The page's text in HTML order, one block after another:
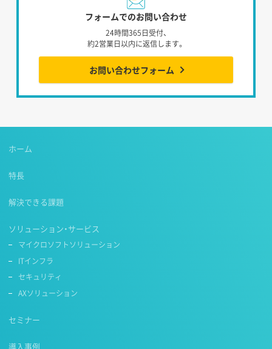
フォームでのお問い合わせ
24時間365日受付、
約2営業日以内に返信します。
お問い合わせフォーム
ホーム
特長
解決できる課題
ソリューション・サービス
マイクロソフトソリューション
ITインフラ
セキュリティ
AXソリューション
セミナー
導入事例